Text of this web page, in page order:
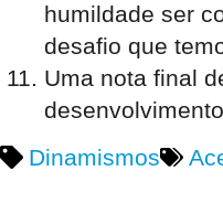
humildade ser
desafio que
Uma nota final
Dinamismos